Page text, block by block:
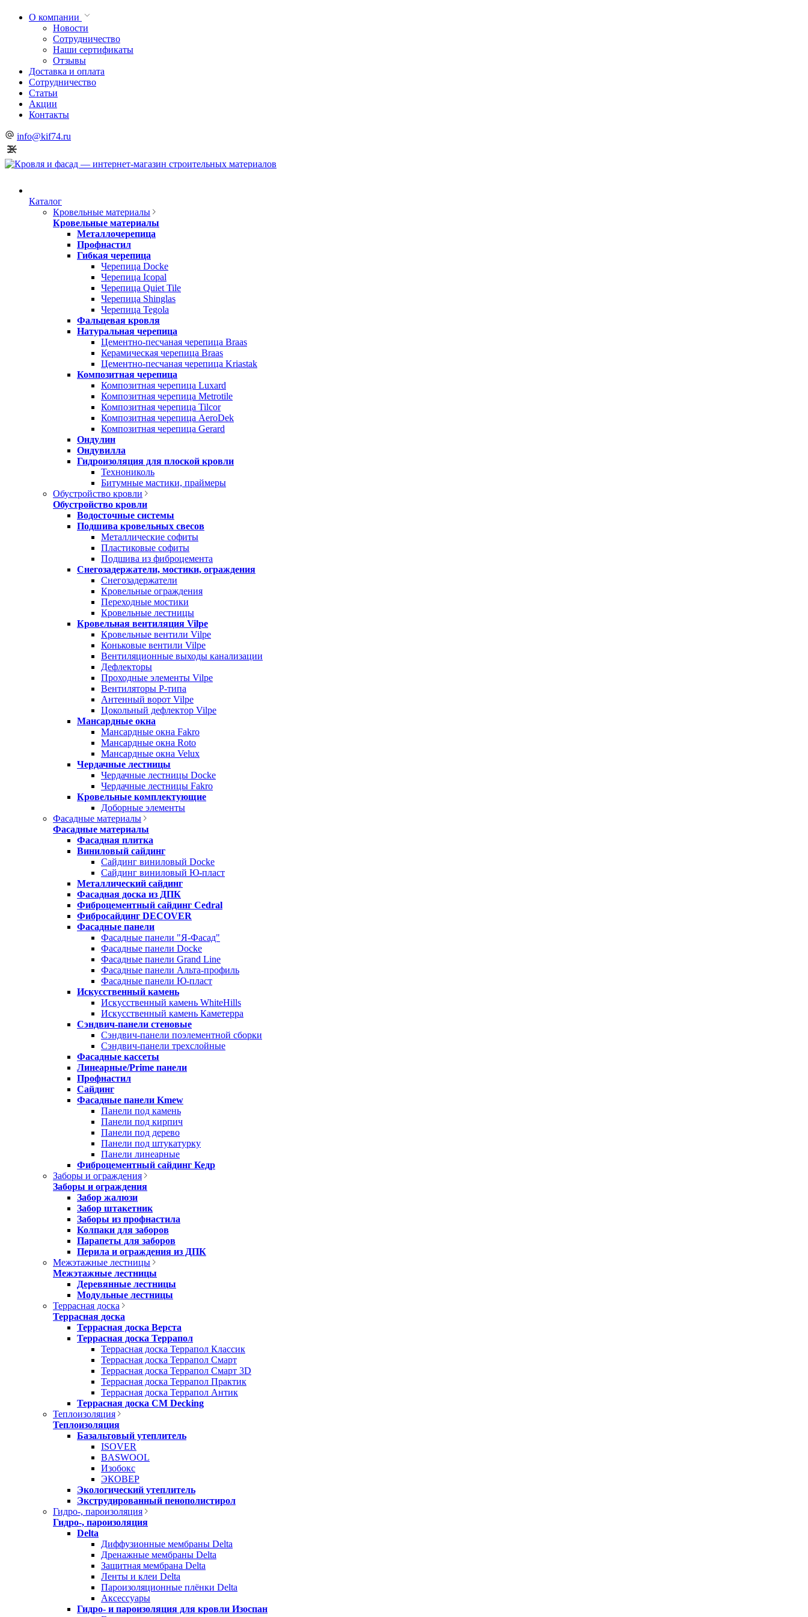
О компании
Новости
Сотрудничество
Наши сертификаты
Отзывы
Доставка и оплата
Сотрудничество
Статьи
Акции
Контакты
info@kif74.ru
Каталог
Кровельные материалы
Кровельные материалы
Металлочерепица
Профнастил
Гибкая черепица
Черепица Docke
Черепица Icopal
Черепица Quiet Tile
Черепица Shinglas
Черепица Tegola
Фальцевая кровля
Натуральная черепица
Цементно-песчаная черепица Braas
Керамическая черепица Braas
Цементно-песчаная черепица Kriastak
Композитная черепица
Композитная черепица Luxard
Композитная черепица Metrotile
Композитная черепица Tilcor
Композитная черепица AeroDek
Композитная черепица Gerard
Ондулин
Ондувилла
Гидроизоляция для плоской кровли
Технониколь
Битумные мастики, праймеры
Обустройство кровли
Обустройство кровли
Водосточные системы
Подшива кровельных свесов
Металлические софиты
Пластиковые софиты
Подшива из фиброцемента
Снегозадержатели, мостики, ограждения
Снегозадержатели
Кровельные ограждения
Переходные мостики
Кровельные лестницы
Кровельная вентиляция Vilpe
Кровельные вентили Vilpe
Коньковые вентили Vilpe
Вентиляционные выходы канализации
Дефлекторы
Проходные элементы Vilpe
Вентиляторы P-типа
Антенный ворот Vilpe
Цокольный дефлектор Vilpe
Мансардные окна
Мансардные окна Fakro
Мансардные окна Roto
Мансардные окна Velux
Чердачные лестницы
Чердачные лестницы Docke
Чердачные лестницы Fakro
Кровельные комплектующие
Доборные элементы
Фасадные материалы
Фасадные материалы
Фасадная плитка
Виниловый сайдинг
Сайдинг виниловый Docke
Сайдинг виниловый Ю-пласт
Металлический сайдинг
Фасадная доска из ДПК
Фиброцементный сайдинг Cedral
Фибросайдинг DECOVER
Фасадные панели
Фасадные панели "Я-Фасад"
Фасадные панели Docke
Фасадные панели Grand Line
Фасадные панели Альта-профиль
Фасадные панели Ю-пласт
Искусственный камень
Искусственный камень WhiteHills
Искусственный камень Каметерра
Сэндвич-панели стеновые
Сэндвич-панели поэлементной сборки
Сэндвич-панели трехслойные
Фасадные кассеты
Линеарные/Prime панели
Профнастил
Сайдинг
Фасадные панели Kmew
Панели под камень
Панели под кирпич
Панели под дерево
Панели под штукатурку
Панели линеарные
Фиброцементный сайдинг Кедр
Заборы и ограждения
Заборы и ограждения
Забор жалюзи
Забор штакетник
Заборы из профнастила
Колпаки для заборов
Парапеты для заборов
Перила и ограждения из ДПК
Межэтажные лестницы
Межэтажные лестницы
Деревянные лестницы
Модульные лестницы
Террасная доска
Террасная доска
Террасная доска Верста
Террасная доска Террапол
Террасная доска Террапол Классик
Террасная доска Террапол Смарт
Террасная доска Террапол Смарт 3D
Террасная доска Террапол Практик
Террасная доска Террапол Антик
Террасная доска CM Decking
Теплоизоляция
Теплоизоляция
Базальтовый утеплитель
ISOVER
BASWOOL
Изобокс
ЭКОВЕР
Экологический утеплитель
Экструдированный пенополистирол
Гидро-, пароизоляция
Гидро-, пароизоляция
Delta
Диффузионные мембраны Delta
Дренажные мембраны Delta
Защитная мембрана Delta
Ленты и клеи Delta
Пароизоляционные плёнки Delta
Аксессуары
Гидро- и пароизоляция для кровли Изоспан